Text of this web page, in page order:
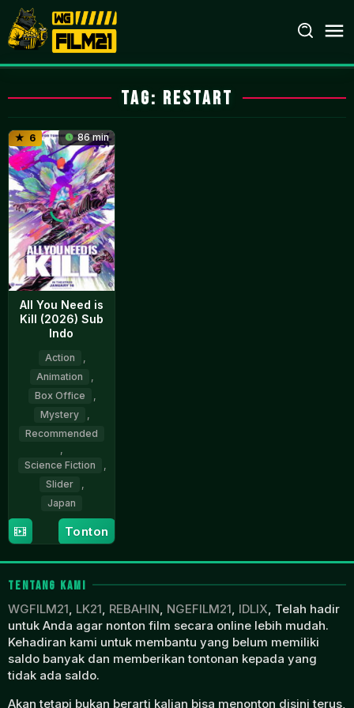
Loncat
ke
konten
Tag: restart
6 86 min
All You Need is
Kill (2026) Sub
Indo
Action
Animation
Box Office
Mystery
Recommended
Science Fiction
Slider
Japan
9
Jan
2026
Kenichiro
Akimoto
Tonton
TENTANG KAMI
WGFILM21, LK21, REBAHIN, NGEFILM21, IDLIX, Telah hadir
untuk Anda agar nonton film secara online lebih mudah.
Kehadiran kami untuk membantu yang belum memiliki
saldo banyak dan memberikan tontonan kepada yang
tidak ada saldo.
Akan tetapi bukan berarti kalian bisa menonton disini terus,